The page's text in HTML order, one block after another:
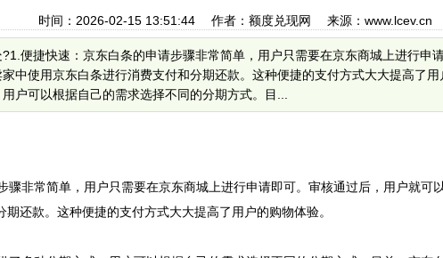
时间：2026-02-15 13:51:44 作者：额度兑现网 来源：www.lcev.cn
便捷快速：京东白条的申请步骤非常简单，用户只需要在京东商城上进行申
中使用京东白条进行消费支付和分期还款。这种便捷的支付方式大大提高了
户可以根据自己的需求选择不同的分期方式。目...
骤非常简单，用户只需要在京东商城上进行申请即可。审核通过后，用户就可
还款。这种便捷的支付方式大大提高了用户的购物体验。